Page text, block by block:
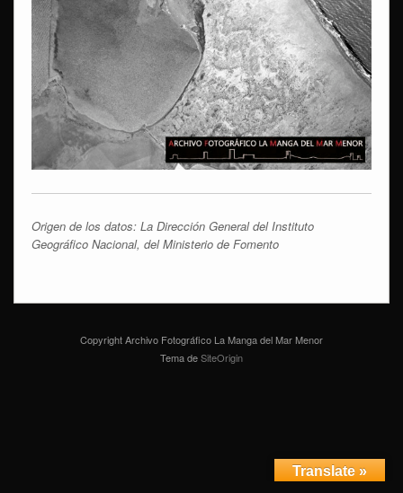
Origen de los datos: La Dirección General del Instituto
Geográfico Nacional, del Ministerio de Fomento
Copyright Archivo Fotográfico La Manga del Mar Menor
Tema deSiteOrigin
Translate »